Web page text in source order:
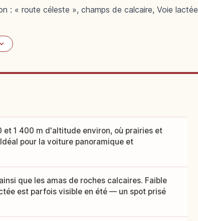
: « route céleste », champs de calcaire, Voie lactée
et 1 400 m d'altitude environ, où prairies et
pour la voiture panoramique et
que les amas de roches calcaires. Faible
est parfois visible en été — un spot prisé